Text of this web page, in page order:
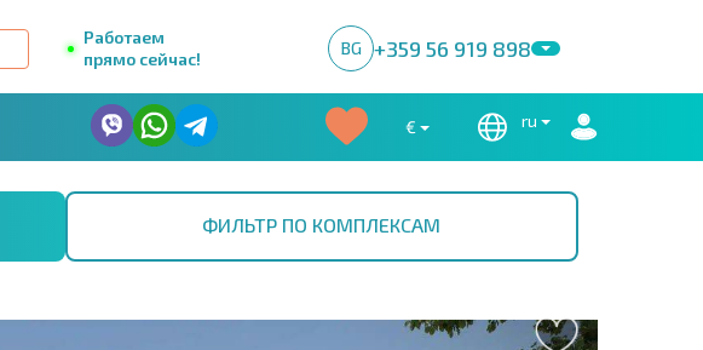
Работаем
прямо сейчас!
BG +359 56 919 898
€ ru
ФИЛЬТР ПО КОМПЛЕКСАМ